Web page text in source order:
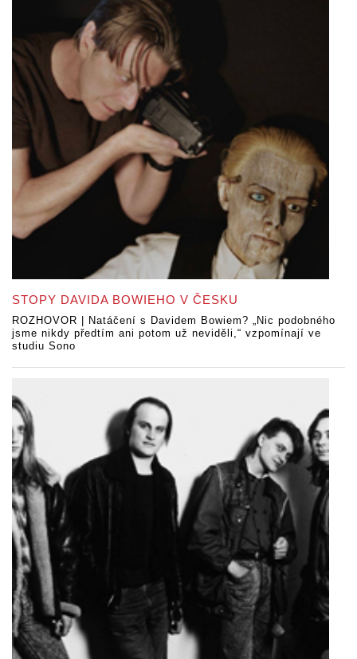
STOPY DAVIDA BOWIEHO V ČESKU
ROZHOVOR | Natáčení s Davidem Bowiem? „Nic podobného
jsme nikdy předtím ani potom už neviděli,“ vzpomínají ve
studiu Sono